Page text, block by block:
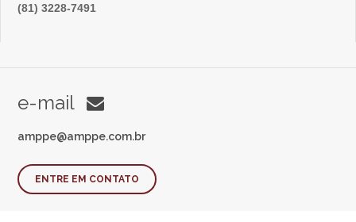
(81) 3228-7491
e-mail
amppe@amppe.com.br
ENTRE EM CONTATO